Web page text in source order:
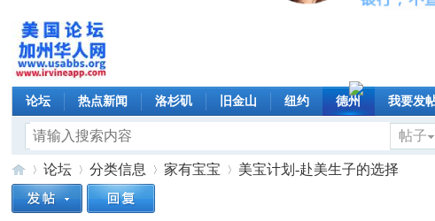
论坛 热点新闻 洛杉矶 旧金山 纽约 德州 我要发
帖子
论坛 分类信息 家有宝宝 美宝计划-赴美生子的选择